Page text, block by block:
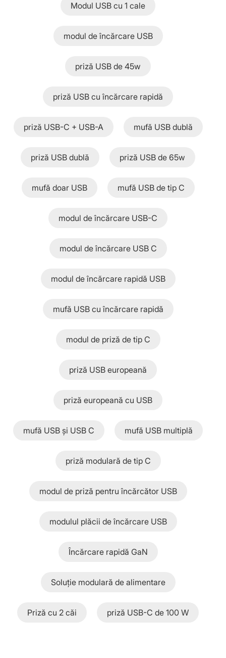
Modul USB cu 1 cale
modul de încărcare USB
priză USB de 45w
priză USB cu încărcare rapidă
priză USB-C + USB-A mufă USB dublă
priză USB dublă priză USB de 65w
mufă doar USB mufă USB de tip C
modul de încărcare USB-C
modul de încărcare USB C
modul de încărcare rapidă USB
mufă USB cu încărcare rapidă
modul de priză de tip C
priză USB europeană
priză europeană cu USB
mufă USB și USB C mufă USB multiplă
priză modulară de tip C
modul de priză pentru încărcător USB
modulul plăcii de încărcare USB
Încărcare rapidă GaN
Soluție modulară de alimentare
Priză cu 2 căi priză USB-C de 100 W